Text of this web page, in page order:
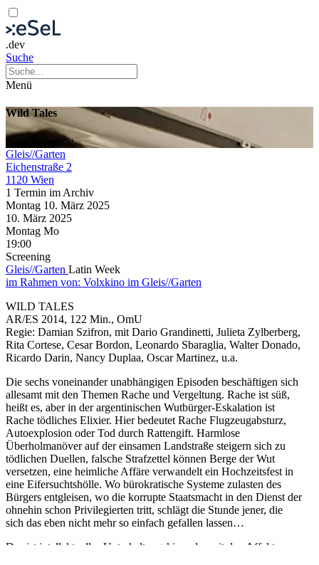
.dev
Suche
Menü
Wild Tales
Film
Screening
Gleis//Garten
Eichenstraße 2
1120 Wien
1 Termin im Archiv
Montag 10. März 2025
10. März 2025
Montag Mo
19:00
Screening
Gleis//Garten Latin Week
im Rahmen von: Volxkino im Gleis//Garten
WILD TALES
AR/ES 2014, 122 Min., OmU
Regie: Damian Szifron, mit Dario Grandinetti, Julieta Zylberberg,
Rita Cortese, Cesar Bordon, Leonardo Sbaraglia, Walter Donado,
Ricardo Darin, Nancy Duplaa, Oscar Martinez, u.a.
Die sechs voneinander unabhängigen Episoden beschäftigen sich
allesamt mit den Themen Rache und Vergeltung. Rache ist süß,
heißt es, aber in der argentinischen Wutbürger-Eskalation ist
Rache tödliches Elixier. Hier bedeutet Rache Flugzeugabsturz,
Autoexplosion oder Tod durch Rattengift. Harmlose
Überholmanöver auf der einsamen Landstraße steigern sich zu
tödlichen Duellen, falsche Strafzettel können Berge der Wut
versetzen, eine heimliche Affäre verwandelt ein Hochzeitsfest in
eine Eifersuchtshölle. Wo bürokratische Systeme zulasten des
Bürgers entgleisen, wo die korrupte Staatsmacht in den Dienst der
ohnehin schon Privilegierten tritt, schlägt die Stunde jener, die
sich das eben nicht mehr so einfach gefallen lassen…
Das ist intellektuelles Unterhaltungskino, das mit den Affekten